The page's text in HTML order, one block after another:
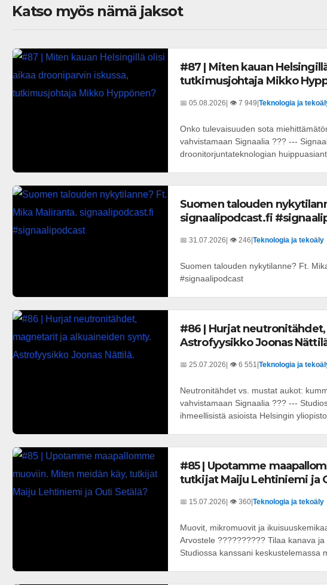
Katso myös nämä jaksot
#87 | Miten kauan
tutkimusjohtaja Mikko
📅 05.08.2026 | 👁️ 7 949 Teknologia ja
Onko tulevaisuuden sota
vahvistamaan Signaalia ??? ---
droonitorjuntateknologian
Suomen talouden
signaalipodcast.fi
📅 31.07.2026 | 👁️ 246 Teknologia ja tekoäly
Suomen talouden nykytilanne? Ft.
#signaalipodcast
#86 | Hurjat
Astrofyysikko Joonas
📅 25.07.2026 | 👁️ 6 551 Teknologia ja
Neutronitähdet vs. mustat aukot:
vahvistamaan Signaalia ??? ---
ihmeellisistä asioista Helsingin
#85 | Upotamme
tutkijat Maiju Lehtiniemi ja
📅 15.07.2026 | 👁️ 360 Teknologia ja tekoäly
Muovit, mikromuovit ja
Arvostele ?????????? Tilaa kanava
Studiossa kanssani keskustelemassa